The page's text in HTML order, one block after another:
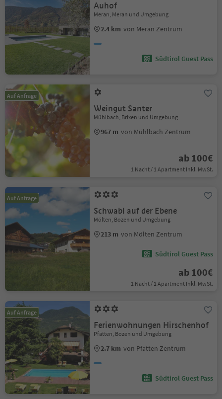
Auhof
Meran, Meran und Umgebung
2.4 km von Meran Zentrum
Südtirol Guest Pass
Auf Anfrage
Weingut Santer
Mühlbach, Brixen und Umgebung
967 m von Mühlbach Zentrum
ab 100€
1 Nacht / 1 Apartment Inkl. MwSt.
Auf Anfrage
Schwabl auf der Ebene
Mölten, Bozen und Umgebung
213 m von Mölten Zentrum
Südtirol Guest Pass
ab 100€
1 Nacht / 1 Apartment Inkl. MwSt.
Auf Anfrage
Ferienwohnungen Hirschenhof
Pfatten, Bozen und Umgebung
2.7 km von Pfatten Zentrum
Südtirol Guest Pass